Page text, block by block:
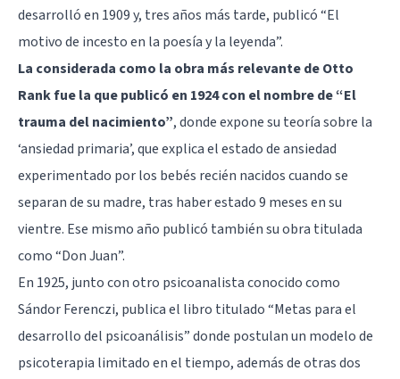
desarrolló en 1909 y, tres años más tarde, publicó “El
motivo de incesto en la poesía y la leyenda”.
La considerada como la obra más relevante de Otto
Rank fue la que publicó en 1924 con el nombre de “El
trauma del nacimiento”, donde expone su teoría sobre la
‘ansiedad primaria’, que explica el estado de ansiedad
experimentado por los bebés recién nacidos cuando se
separan de su madre, tras haber estado 9 meses en su
vientre. Ese mismo año publicó también su obra titulada
como “Don Juan”.
En 1925, junto con otro psicoanalista conocido como
Sándor Ferenczi, publica el libro titulado “Metas para el
desarrollo del psicoanálisis” donde postulan un modelo de
psicoterapia limitado en el tiempo, además de otras dos